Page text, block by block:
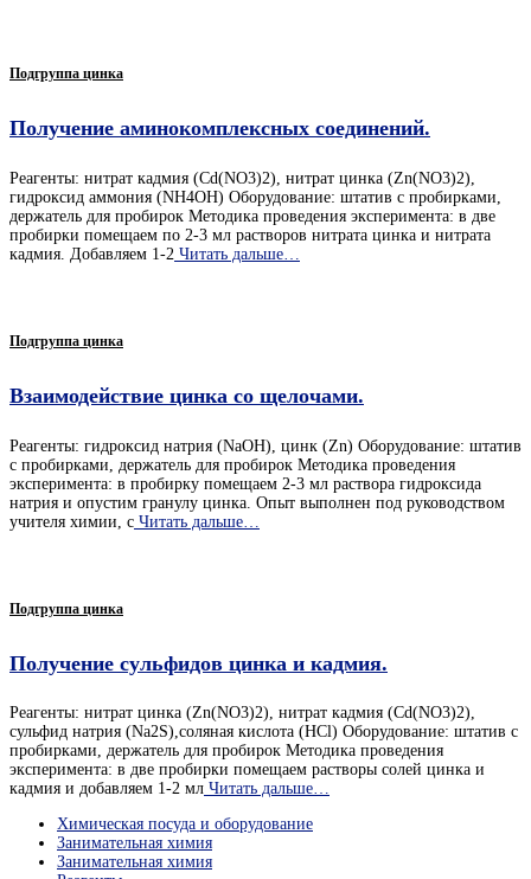
Подгруппа цинка
Получение аминокомплексных соединений.
Реагенты: нитрат кадмия (Cd(NO3)2), нитрат цинка (Zn(NO3)2),
гидроксид аммония (NH4OH) Оборудование: штатив с пробирками,
держатель для пробирок Методика проведения эксперимента: в две
пробирки помещаем по 2-3 мл растворов нитрата цинка и нитрата
кадмия. Добавляем 1-2 Читать дальше…
Подгруппа цинка
Взаимодействие цинка со щелочами.
Реагенты: гидроксид натрия (NaOH), цинк (Zn) Оборудование: штатив
с пробирками, держатель для пробирок Методика проведения
эксперимента: в пробирку помещаем 2-3 мл раствора гидроксида
натрия и опустим гранулу цинка. Опыт выполнен под руководством
учителя химии, с Читать дальше…
Подгруппа цинка
Получение сульфидов цинка и кадмия.
Реагенты: нитрат цинка (Zn(NO3)2), нитрат кадмия (Cd(NO3)2),
сульфид натрия (Na2S),соляная кислота (HCl) Оборудование: штатив с
пробирками, держатель для пробирок Методика проведения
эксперимента: в две пробирки помещаем растворы солей цинка и
кадмия и добавляем 1-2 мл Читать дальше…
Химическая посуда и оборудование
Занимательная химия
Занимательная химия